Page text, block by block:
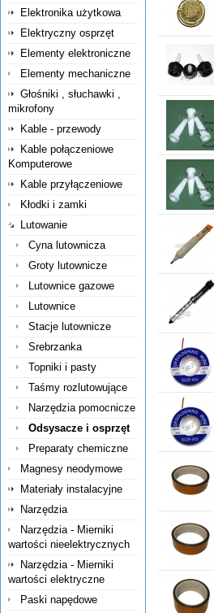
Elektronika użytkowa
Elektryczny osprzęt
Elementy elektroniczne
Elementy mechaniczne
Głośniki , słuchawki ,
mikrofony
Kable - przewody
Kable połączeniowe
Komputerowe
Kable przyłączeniowe
Kłodki i zamki
Lutowanie
Cyna lutownicza
Groty lutownicze
Lutownice gazowe
Lutownice
Stacje lutownicze
Srebrzanka
Topniki i pasty
Taśmy rozlutowujące
Narzędzia pomocnicze
Odsysacze i osprzęt
Preparaty chemiczne
Magnesy neodymowe
Materiały instalacyjne
Narzędzia
Narzędzia - Mierniki
wartości nieelektrycznych
Narzędzia - Mierniki
wartości elektryczne
Paski napędowe